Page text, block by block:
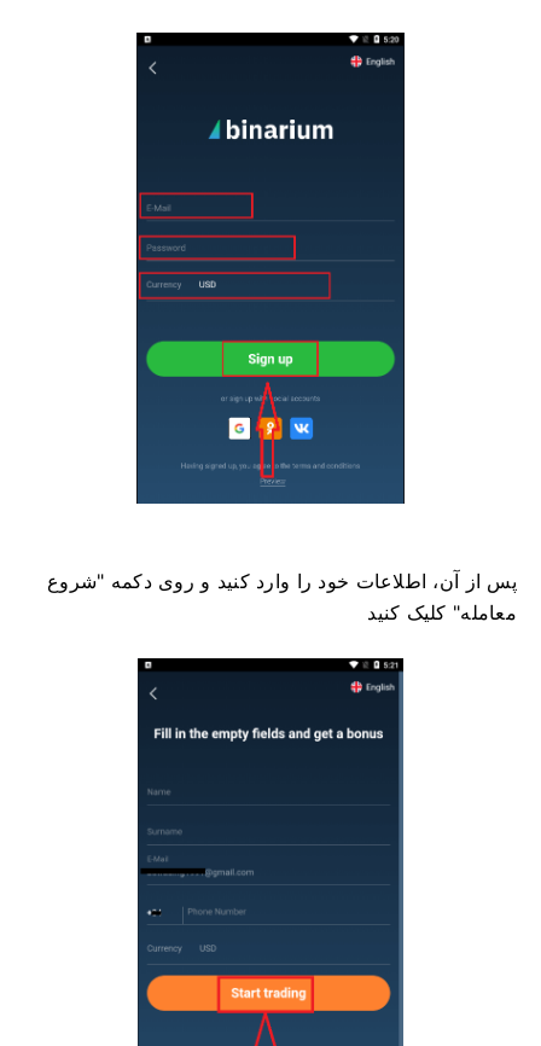
پس از آن، اطلاعات خود را وارد کنید و روی دکمه "شروع
معامله" کلیک کنید